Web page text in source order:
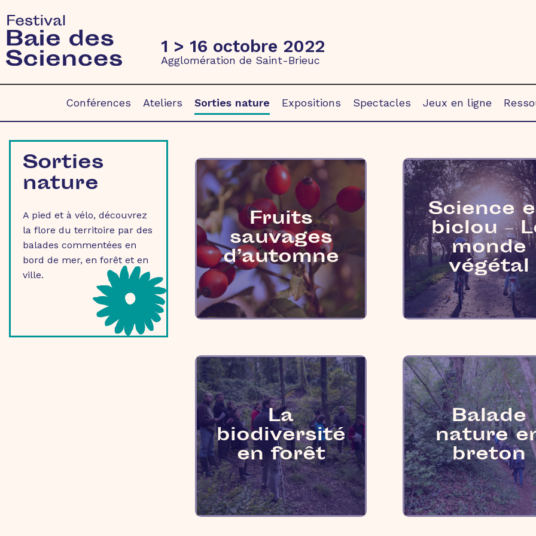
1 > 16 octobre 2022
Agglomération de Saint-Brieuc
Conférences Ateliers Sorties nature Expositions Spectacles Jeux en ligne
Sorties
nature
A pied et à vélo, découvrez
la flore du territoire par des
balades commentées en
bord de mer, en forêt et en
ville.
Fruits
sauvages
d’automne
Science
biclou –
monde
végétal
La
biodiversité
en forêt
Balade
nature
breton